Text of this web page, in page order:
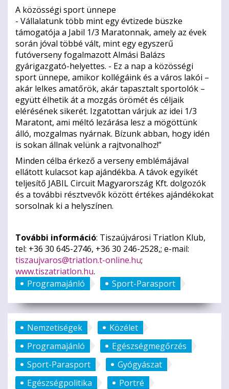
A közösségi sport ünnepe
- Vállalatunk több mint egy évtizede büszke
támogatója a Jabil 1/3 Maratonnak, amely az évek
során jóval többé vált, mint egy egyszerű
futóverseny fogalmazott Almási Balázs
gyárigazgató-helyettes. - Ez a nap a közösségi
sport ünnepe, amikor kollégáink és a város lakói –
akár lelkes amatőrök, akár tapasztalt sportolók –
együtt élhetik át a mozgás örömét és céljaik
elérésének sikerét. Izgatottan várjuk az idei 1/3
Maratont, ami méltó lezárása lesz a mögöttünk
álló, mozgalmas nyárnak. Bízunk abban, hogy idén
is sokan állnak velünk a rajtvonalhoz!”
Minden célba érkező a verseny emblémájával
ellátott kulacsot kap ajándékba. A távok egyikét
teljesítő JABIL Circuit Magyarország Kft. dolgozók
és a további résztvevők között értékes ajándékokat
sorsolnak ki a helyszínen.
További információ: Tiszaújvárosi Triatlon Klub,
tel: +36 30 645-2746, +36 30 246-2528,; e-mail:
tiszaujvaros@triatlon.t-online.hu;
www.tiszatriatlon.hu.
Programajánló
Sport-Parasport
Nemzetiségek
Közélet
Programajánló
Egészségmegőrzés
Sport-Parasport
Gyógyászat
Egészségpolitika
Portré